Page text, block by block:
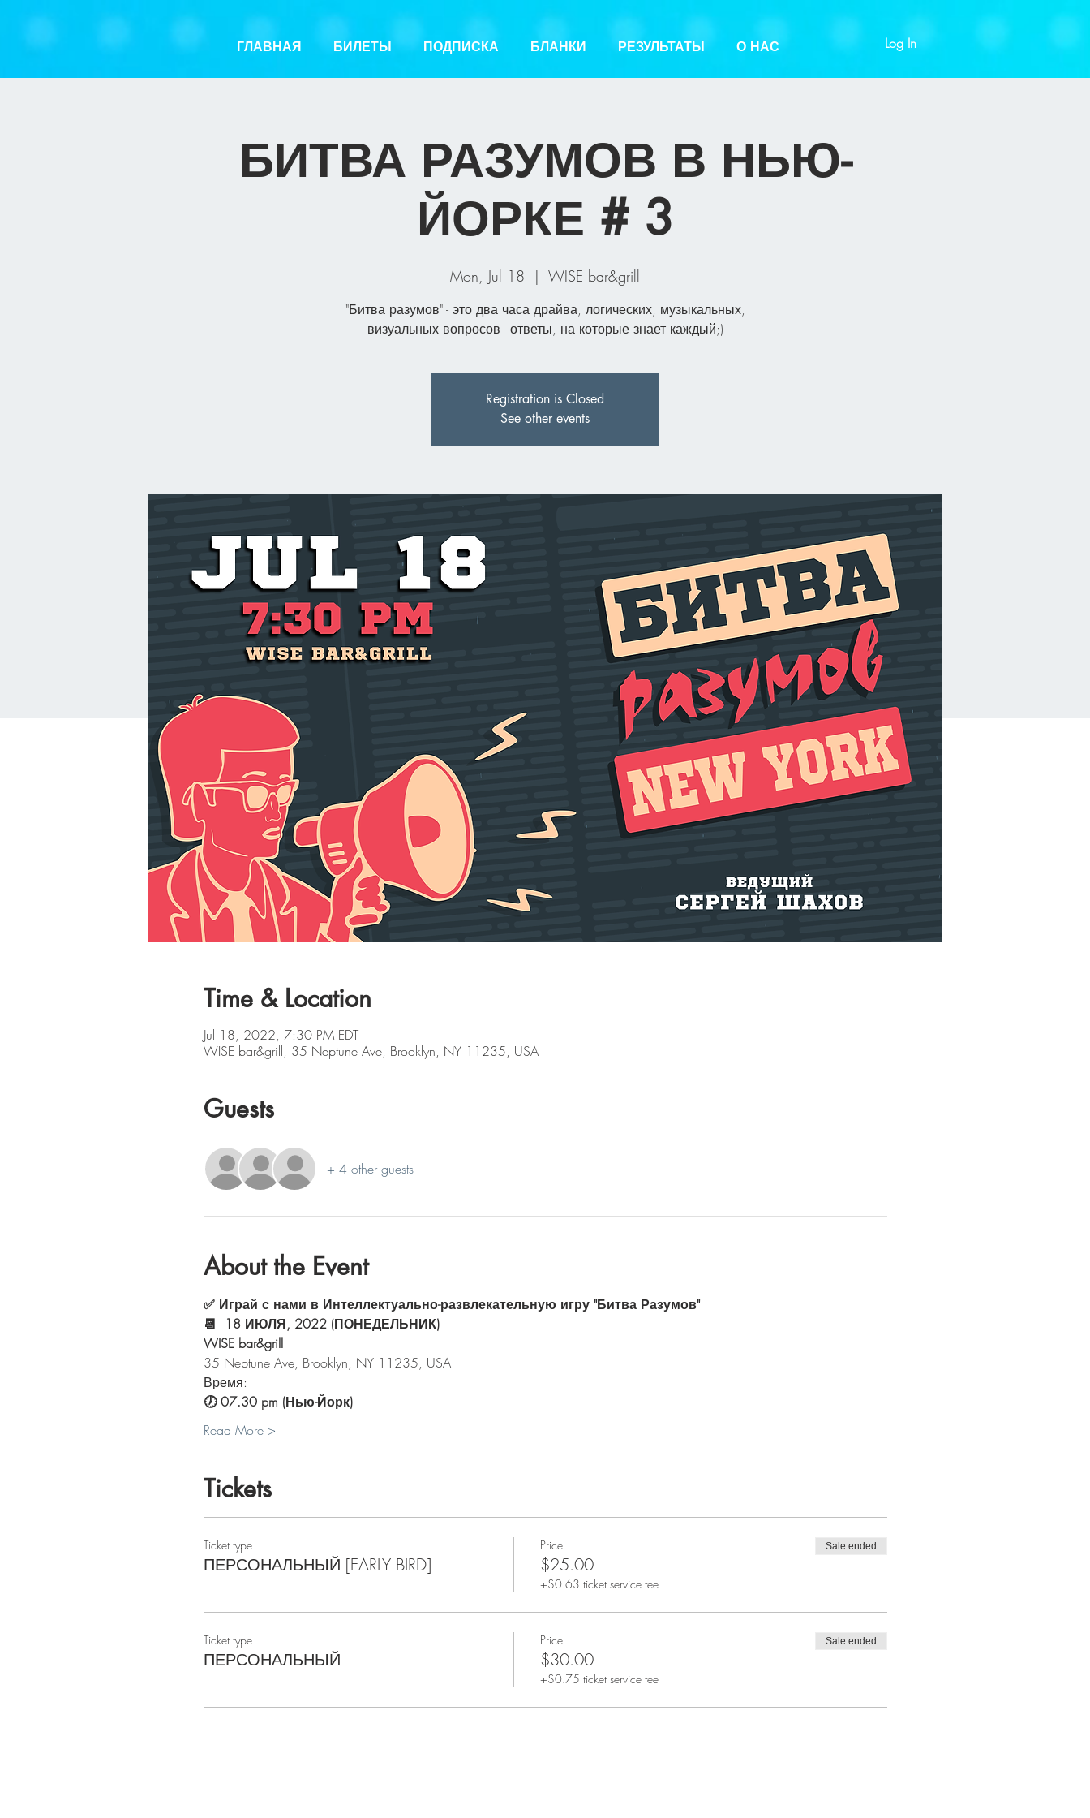
ГЛАВНАЯ БИЛЕТЫ ПОДПИСКА БЛАНКИ РЕЗУЛЬТАТЫ О НАС Log In
БИТВА РАЗУМОВ В НЬЮ-
ЙОРКЕ # 3
Mon, Jul 18
  |
WISE bar&grill
"Битва разумов" - это два часа драйва, логических, музыкальных,
визуальных вопросов - ответы, на которые знает каждый;)
Registration is Closed
See other events
Time & Location
Jul 18, 2022, 7:30 PM EDT
WISE bar&grill, 35 Neptune Ave, Brooklyn, NY 11235, USA
Guests
+ 4 other guests
About the Event
✅ Играй с нами в Интеллектуально-развлекательную игру "Битва Разумов"
📆  18 ИЮЛЯ, 2022 (ПОНЕДЕЛЬНИК)
WISE bar&grill
35 Neptune Ave, Brooklyn, NY 11235, USA
Время:
🕖 07.30 pm (Нью-Йорк)
Read More >
Tickets
Ticket type
ПЕРСОНАЛЬНЫЙ [EARLY BIRD]
Price
$25.00
+$0.63 ticket service fee
Sale ended
Ticket type
ПЕРСОНАЛЬНЫЙ
Price
$30.00
+$0.75 ticket service fee
Sale ended